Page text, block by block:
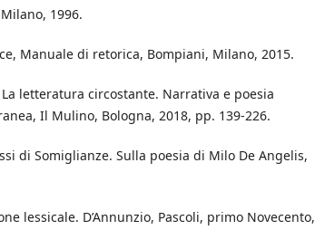
1996.
Manuale di retorica, Bompiani, Milano, 2015.
letteratura circostante. Narrativa e poesia
Il Mulino, Bologna, 2018, pp. 139-226.
di Somiglianze. Sulla poesia di Milo De Angelis,
lessicale. D’Annunzio, Pascoli, primo Novecento,